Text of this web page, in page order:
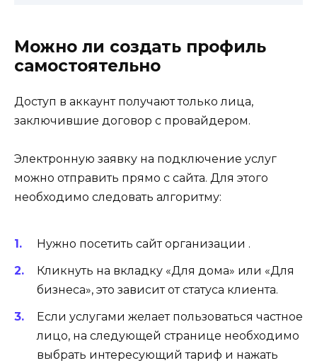
Можно ли создать профиль
самостоятельно
Доступ в аккаунт получают только лица,
заключившие договор с провайдером.
Электронную заявку на подключение услуг
можно отправить прямо с сайта. Для этого
необходимо следовать алгоритму:
Нужно посетить сайт организации .
Кликнуть на вкладку «Для дома» или «Для
бизнеса», это зависит от статуса клиента.
Если услугами желает пользоваться частное
лицо, на следующей странице необходимо
выбрать интересующий тариф и нажать